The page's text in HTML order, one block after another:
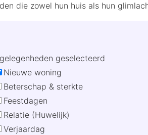
die zowel hun huis als hun
geselecteerd
Nieuwe woning
Beterschap & sterkte
Feestdagen
Relatie (Huwelijk)
Verjaardag